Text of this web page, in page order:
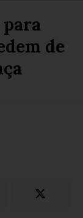
de